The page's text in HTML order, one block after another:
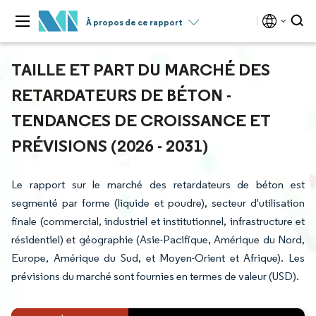
À propos de ce rapport
TAILLE ET PART DU MARCHÉ DES
RETARDATEURS DE BÉTON -
TENDANCES DE CROISSANCE ET
PRÉVISIONS (2026 - 2031)
Le rapport sur le marché des retardateurs de béton est
segmenté par forme (liquide et poudre), secteur d'utilisation
finale (commercial, industriel et institutionnel, infrastructure et
résidentiel) et géographie (Asie-Pacifique, Amérique du Nord,
Europe, Amérique du Sud, et Moyen-Orient et Afrique). Les
prévisions du marché sont fournies en termes de valeur (USD).